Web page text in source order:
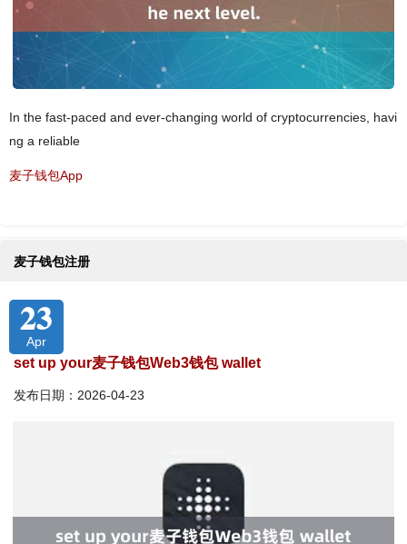
In the fast-paced and ever-changing world of cryptocurrencies, havi
ng a reliable
麦子钱包App
麦子钱包注册
23
Apr
set up your麦子钱包Web3钱包 wallet
发布日期：2026-04-23